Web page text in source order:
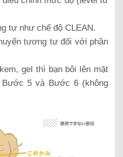
tự như chế độ CLEAN.
tương tự đối với phần
gel thì bạn bôi lên mặt
5 và Bước 6 (không